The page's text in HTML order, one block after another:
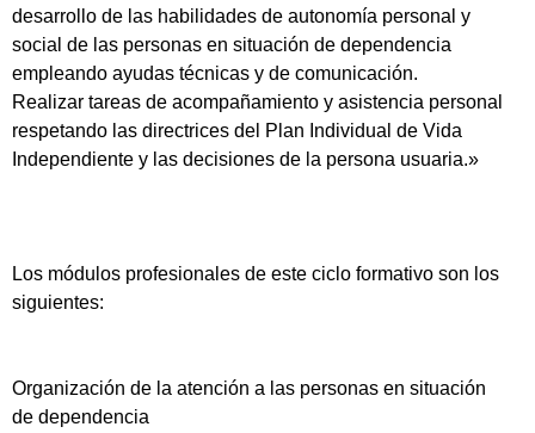
desarrollo de las habilidades de autonomía personal y
social de las personas en situación de dependencia
empleando ayudas técnicas y de comunicación.
Realizar tareas de acompañamiento y asistencia personal
respetando las directrices del Plan Individual de Vida
Independiente y las decisiones de la persona usuaria.»
Los módulos profesionales de este ciclo formativo son los
siguientes:
Organización de la atención a las personas en situación
de dependencia